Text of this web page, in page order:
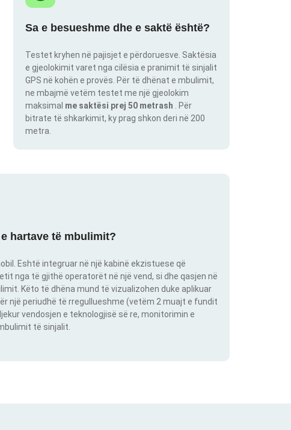
Sa e besueshme dhe e saktë është?
Testet kryhen në pajisjet e përdoruesve. Saktësia
e gjeolokimit varet nga cilësia e pranimit të sinjalit
GPS në kohën e provës. Për të dhënat e mbulimit,
ne mbajmë vetëm testet me një gjeolokim
maksimal me saktësi prej 50 metrash
. Për
bitrate të shkarkimit, ky prag shkon deri në 200
metra.
hartave të mbulimit?
Eshtë integruar në një kabinë ekzistuese që
nga të gjithë operatorët në një vend, si dhe qasjen në
Këto të dhëna mund të vizualizohen duke aplikuar
një periudhë të rregullueshme (vetëm 2 muajt e fundit
vendosjen e teknologjisë së re, monitorimin e
të sinjalit.